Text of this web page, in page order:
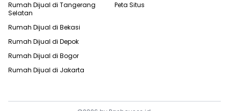
Rumah Dijual di Tangerang
Selatan
Rumah Dijual di Bekasi
Rumah Dijual di Depok
Rumah Dijual di Bogor
Rumah Dijual di Jakarta
Peta Situs